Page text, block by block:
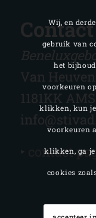
Contact
Van
1181KK
‣
contact
Wij, en
gebruik van
het
voorkeuren
klikken, kun je
voorkeuren
klikken, ga
cookies